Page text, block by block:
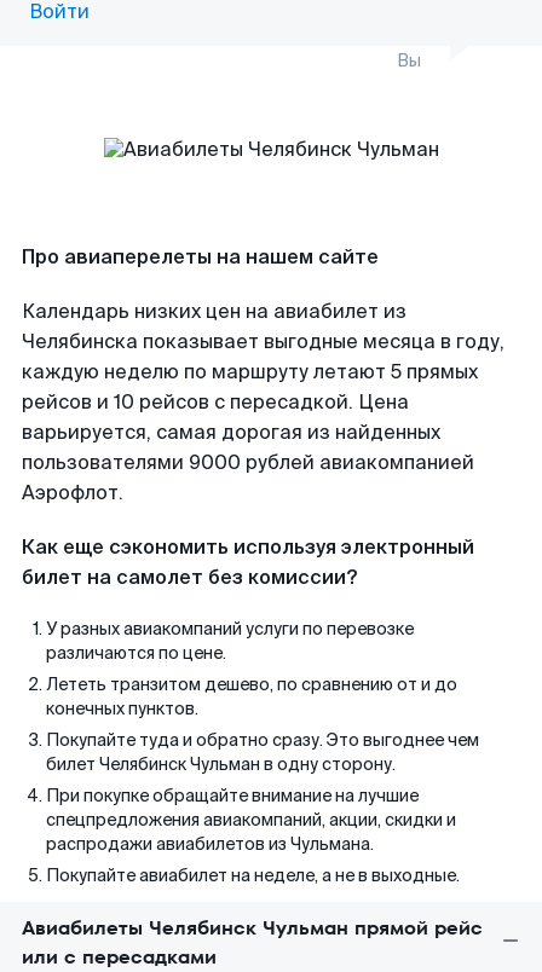
Войти
Вы
Про авиаперелеты на нашем сайте
Календарь низких цен на авиабилет из
Челябинска показывает выгодные месяца в году,
каждую неделю по маршруту летают 5 прямых
рейсов и 10 рейсов с пересадкой. Цена
варьируется, самая дорогая из найденных
пользователями 9000 рублей авиакомпанией
Аэрофлот.
Как еще сэкономить используя электронный
билет на самолет без комиссии?
У разных авиакомпаний услуги по перевозке
различаются по цене.
Лететь транзитом дешево, по сравнению от и до
конечных пунктов.
Покупайте туда и обратно сразу. Это выгоднее чем
билет Челябинск Чульман в одну сторону.
При покупке обращайте внимание на лучшие
спецпредложения авиакомпаний, акции, скидки и
распродажи авиабилетов из Чульмана.
Покупайте авиабилет на неделе, а не в выходные.
Авиабилеты Челябинск Чульман прямой рейс
или с пересадками